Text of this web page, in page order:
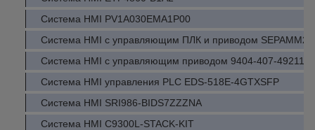
Система HMI PV1A030EMA1P00
Система HMI с управляющим ПЛК и приводом
Система HMI с управляющим приводом 9404-407-49211
Система HMI управления PLC EDS-518E-4GTXSFP
Система HMI SRI986-BIDS7ZZZNA
Система HMI C9300L-STACK-KIT